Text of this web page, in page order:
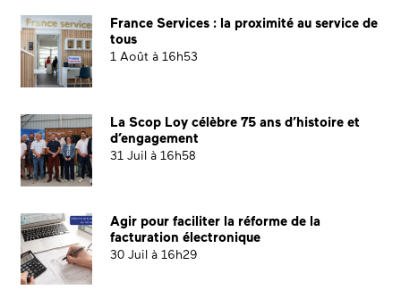
France Services : la proximité au service de
tous
1 Août à 16h53
La Scop Loy célèbre 75 ans d’histoire et
d’engagement
31 Juil à 16h58
Agir pour faciliter la réforme de la
facturation électronique
30 Juil à 16h29